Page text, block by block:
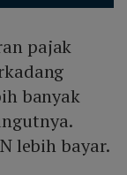
pajak
banyak
lebih bayar.